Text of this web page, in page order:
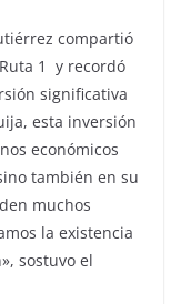
compartió
1 y recordó
significativa
esta inversión
económicos
también en su
muchos
la existencia
sostuvo el